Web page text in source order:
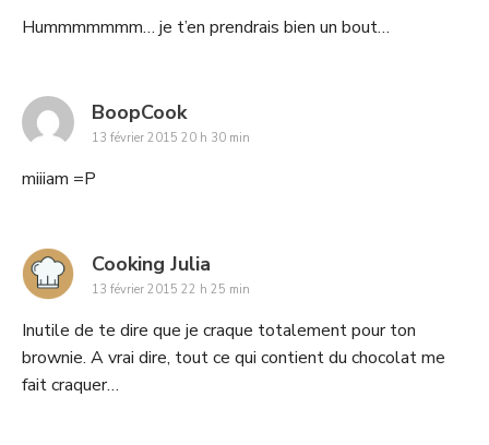
Hummmmmmm… je t’en prendrais bien un bout…
BoopCooksays:
13 février 2015 20 h 30 min
miiiam =P
Cooking Julia
13 février 2015 22 h 25 min
Inutile de te dire que je craque totalement pour ton
brownie. A vrai dire, tout ce qui contient du chocolat me
fait craquer…